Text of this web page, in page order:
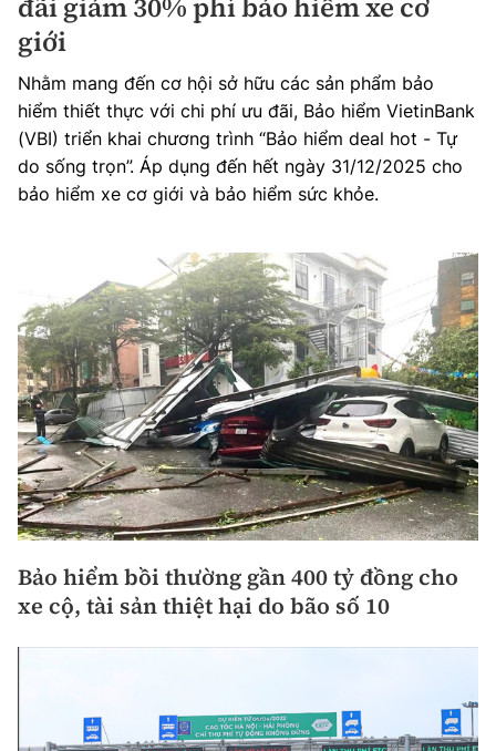
đãi giảm 30% phí bảo hiểm xe cơ
giới
Nhằm mang đến cơ hội sở hữu các sản phẩm bảo
hiểm thiết thực với chi phí ưu đãi, Bảo hiểm VietinBank
(VBI) triển khai chương trình “Bảo hiểm deal hot - Tự
do sống trọn”. Áp dụng đến hết ngày 31/12/2025 cho
bảo hiểm xe cơ giới và bảo hiểm sức khỏe.
Bảo hiểm bồi thường gần 400 tỷ đồng cho
xe cộ, tài sản thiệt hại do bão số 10